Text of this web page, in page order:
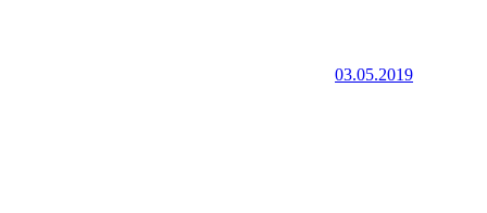
03.05.2019